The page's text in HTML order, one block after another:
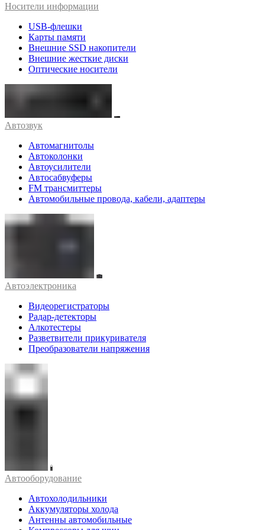
Носители информации
USB-флешки
Карты памяти
Внешние SSD накопители
Внешние жесткие диски
Оптические носители
Автозвук
Автомагнитолы
Автоколонки
Автоусилители
Автосабвуферы
FM трансмиттеры
Автомобильные провода, кабели, адаптеры
Автоэлектроника
Видеорегистраторы
Радар-детекторы
Алкотестеры
Разветвители прикуривателя
Преобразователи напряжения
Автооборудование
Автохолодильники
Аккумуляторы холода
Антенны автомобильные